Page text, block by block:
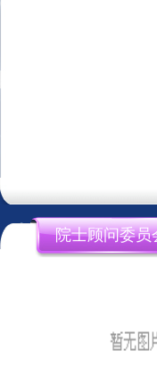
2014年，首届“6•16
院士顾问委员